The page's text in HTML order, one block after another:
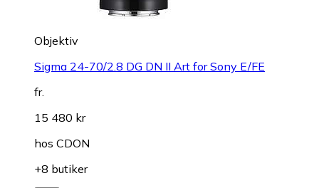
Objektiv
Sigma 24-70/2.8 DG DN II Art for Sony E/FE
fr.
15 480 kr
hos CDON
+8 butiker